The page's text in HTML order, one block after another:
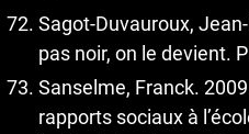
Sagot-Duvauroux,
pas noir, on le devient.
Sanselme, Franck.
rapports sociaux à